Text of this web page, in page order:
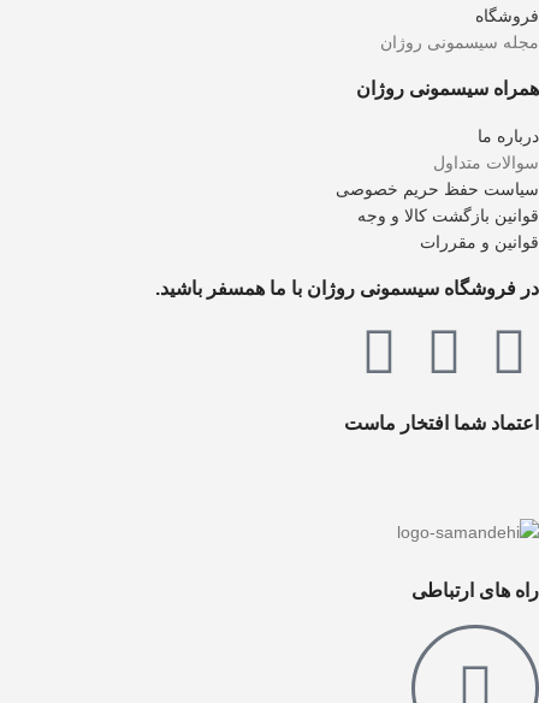
فروشگاه
مجله سیسمونی روژان
همراه سیسمونی روژان
درباره ما
سوالات متداول
سیاست حفظ حریم خصوصی
قوانین بازگشت کالا و وجه
قوانین و مقررات
در فروشگاه سیسمونی روژان با ما همسفر باشید.
اعتماد شما افتخار ماست
راه های ارتباطی